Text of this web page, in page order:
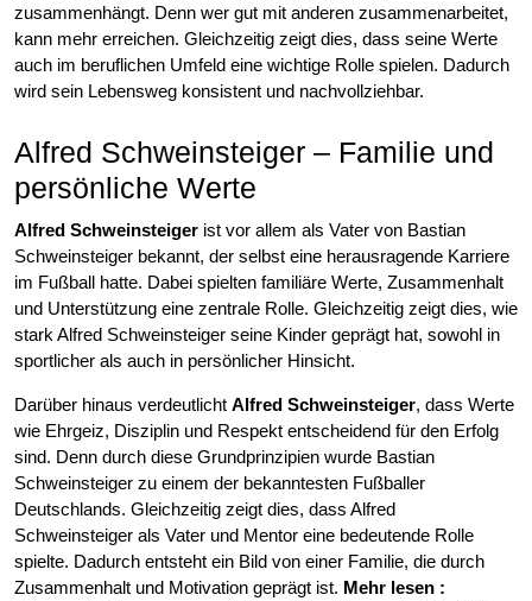
zusammenhängt. Denn wer gut mit anderen zusammenarbeitet,
kann mehr erreichen. Gleichzeitig zeigt dies, dass seine Werte
auch im beruflichen Umfeld eine wichtige Rolle spielen. Dadurch
wird sein Lebensweg konsistent und nachvollziehbar.
Alfred Schweinsteiger – Familie und
persönliche Werte
Alfred Schweinsteiger ist vor allem als Vater von Bastian
Schweinsteiger bekannt, der selbst eine herausragende Karriere
im Fußball hatte. Dabei spielten familiäre Werte, Zusammenhalt
und Unterstützung eine zentrale Rolle. Gleichzeitig zeigt dies, wie
stark Alfred Schweinsteiger seine Kinder geprägt hat, sowohl in
sportlicher als auch in persönlicher Hinsicht.
Darüber hinaus verdeutlicht Alfred Schweinsteiger, dass Werte
wie Ehrgeiz, Disziplin und Respekt entscheidend für den Erfolg
sind. Denn durch diese Grundprinzipien wurde Bastian
Schweinsteiger zu einem der bekanntesten Fußballer
Deutschlands. Gleichzeitig zeigt dies, dass Alfred
Schweinsteiger als Vater und Mentor eine bedeutende Rolle
spielte. Dadurch entsteht ein Bild von einer Familie, die durch
Zusammenhalt und Motivation geprägt ist. Mehr lesen :